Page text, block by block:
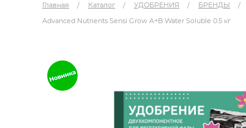
Главная Каталог УДОБРЕНИЯ БРЕНДЫ
Advanced Nutrients Sensi Grow A+B Water Soluble 0.5 кг